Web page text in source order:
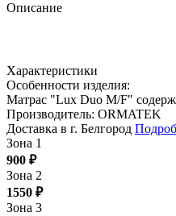
Описание
Характеристики
Особенности изделия:
Матрас "Lux Duo M/F"
Производитель: ORMATEK
Доставка в г. Белгород
Зона 1
900 ₽
Зона 2
1550 ₽
Зона 3